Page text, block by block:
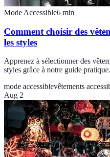
Mode Accessible6 min
Comment choisir des
les styles
Apprenez à sélectionner des
styles grâce à notre guide pratique.
mode accessiblevêtements
Aug 2